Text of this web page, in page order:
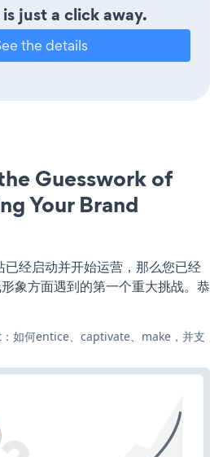
just a click away.
the details
Guesswork of
Your Brand
经启动并开始运营，那么您已经
象方面遇到的第一个重大挑战。恭
如何entice、captivate、make，并支